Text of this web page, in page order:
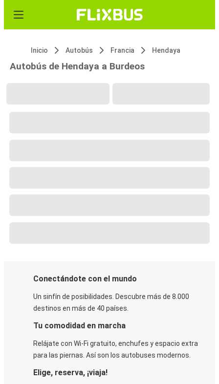
Inicio Autobús Francia Hendaya
Autobús de Hendaya a Burdeos
Conectándote con el mundo
Un sinfín de posibilidades. Descubre más de 8.000
destinos en más de 40 países.
Tu comodidad en marcha
Relájate con Wi-Fi gratuito, enchufes y espacio extra
para las piernas. Así son los autobuses modernos.
Elige, reserva, ¡viaja!